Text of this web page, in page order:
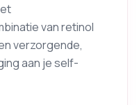
van retinol
verzorgende,
aan je self-